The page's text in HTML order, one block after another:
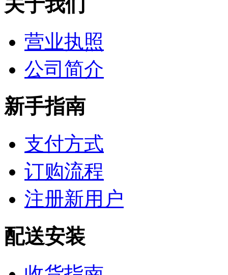
营业执照
公司简介
新手指南
支付方式
订购流程
注册新用户
配送安装